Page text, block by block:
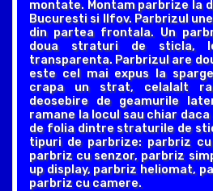
montate. Montam parbrize la
Bucuresti si Ilfov. Parbrizul
din partea frontala. Un
doua straturi de sticla,
transparenta. Parbrizul are
este cel mai expus la
crapa un strat, celalalt
deosebire de geamurile
ramane la locul sau chiar
de folia dintre straturile de
tipuri de parbrize: parbriz
parbriz cu senzor, parbriz
up display, parbriz heliomat,
parbriz cu camere.